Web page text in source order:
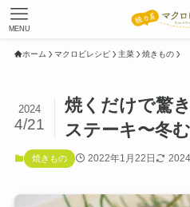
MENU
ホーム マクロビレシピ 主菜 焼きもの
焼くだけで驚
ステーキ〜冬
2024
4/21
焼きもの 2022年1月22日